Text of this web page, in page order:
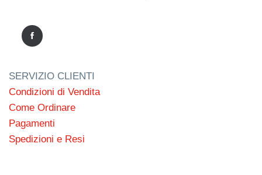
SERVIZIO CLIENTI
Condizioni di Vendita
Come Ordinare
Pagamenti
Spedizioni e Resi